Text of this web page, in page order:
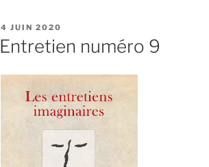
PUBLIÉ
LE
4 JUIN 2020
Entretien numéro 9